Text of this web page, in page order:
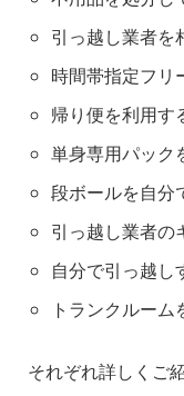
引っ越し業者を
時間帯指定フリ
帰り便を利用す
単身専用パック
段ボールを自分
引っ越し業者の
自分で引っ越し
トランクルーム
それぞれ詳しくご